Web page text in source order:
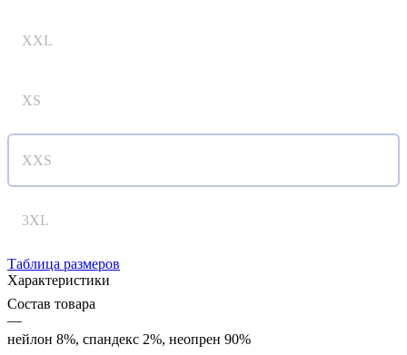
XXL
XS
XXS
3XL
Таблица размеров
Характеристики
Состав товара
—
нейлон 8%, спандекс 2%, неопрен 90%